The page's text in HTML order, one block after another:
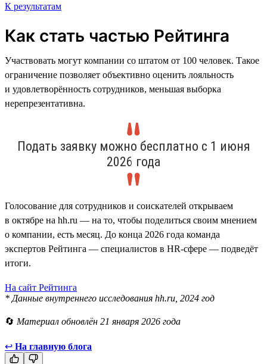
К результатам
Как стать частью Рейтинга
Участвовать могут компании со штатом от 100 человек. Такое
ограничение позволяет объективно оценить лояльность
и удовлетворённость сотрудников, меньшая выборка
нерепрезентативна.
Подать заявку можно бесплатно с 1 июня
2026 года
Голосование для сотрудников и соискателей открываем
в октябре на hh.ru — на то, чтобы поделиться своим мнением
о компании, есть месяц. До конца 2026 года команда
экспертов Рейтинга — специалистов в HR-сфере — подведёт
итоги.
На сайт Рейтинга
* Данные внутреннего исследования hh.ru, 2024 год
🔄 Материал обновлён 21 января 2026 года
↩ На главную блога